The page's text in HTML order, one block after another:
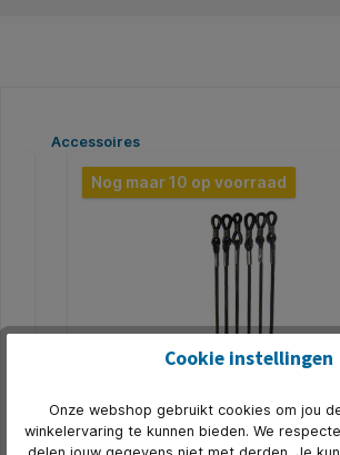
Productgalerij overslaan
Accessoires
Nog maar 10 op voorraad
Brillenkoord I Need You Holdy
assorti
Cookie instellingen
Onze webshop gebruikt cookies om jou
winkelervaring te kunnen bieden. We